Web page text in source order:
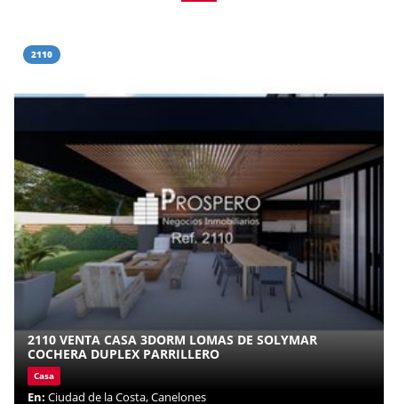
2110
2110 VENTA CASA 3DORM LOMAS DE SOLYMAR
COCHERA DUPLEX PARRILLERO
Casa
En: Ciudad de la Costa, Canelones